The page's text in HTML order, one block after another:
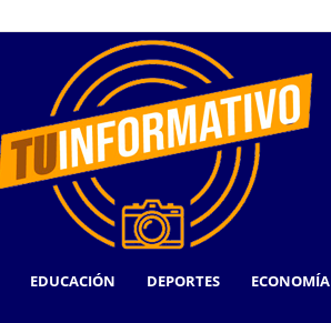
EDUCACIÓN DEPORTES ECONOMÍA